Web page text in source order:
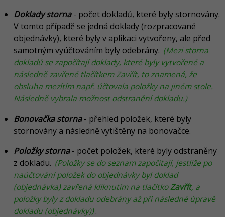
Doklady storna- počet dokladů, které byly stornovány.
V tomto případě se jedná doklady (rozpracované
objednávky), které byly v aplikaci vytvořeny, ale před
samotným vyúčtováním byly odebrány. (Mezi storna
dokladů se započítají doklady, které byly vytvořené a
následně zavřené tlačítkem Zavřít, to znamená, že
obsluha mezítím např. účtovala položky na jiném stole.
Následně vybrala možnost odstranění dokladu.)
Bonovačka storna- přehled položek, které byly
stornovány a následně vytištěny na bonovačce.
Položky storna- počet položek, které byly odstraněny
z dokladu. (Položky se do seznam započítají, jestliže po
naúčtování položek do objednávky byl doklad
(objednávka) zavřená kliknutím na tlačítkoZavřít, a
položky byly z dokladu odebrány až při následné úpravě
dokladu (objednávky)).